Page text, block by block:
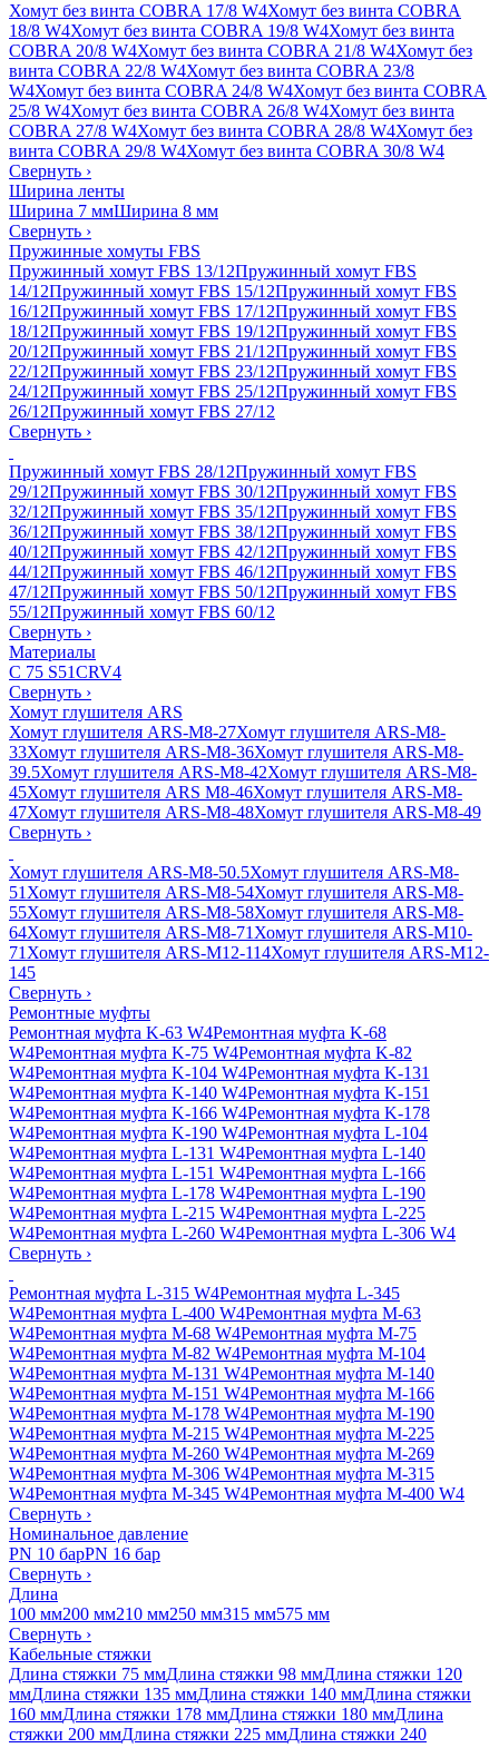
Хомут без винта COBRA 17/8 W4Хомут без винта COBRA
18/8 W4Хомут без винта COBRA 19/8 W4Хомут без винта
COBRA 20/8 W4Хомут без винта COBRA 21/8 W4Хомут без
винта COBRA 22/8 W4Хомут без винта COBRA 23/8
W4Хомут без винта COBRA 24/8 W4Хомут без винта COBRA
25/8 W4Хомут без винта COBRA 26/8 W4Хомут без винта
COBRA 27/8 W4Хомут без винта COBRA 28/8 W4Хомут без
винта COBRA 29/8 W4Хомут без винта COBRA 30/8 W4
Свернуть ›
Ширина ленты
Ширина 7 ммШирина 8 мм
Свернуть ›
Пружинные хомуты FBS
Пружинный хомут FBS 13/12Пружинный хомут FBS
14/12Пружинный хомут FBS 15/12Пружинный хомут FBS
16/12Пружинный хомут FBS 17/12Пружинный хомут FBS
18/12Пружинный хомут FBS 19/12Пружинный хомут FBS
20/12Пружинный хомут FBS 21/12Пружинный хомут FBS
22/12Пружинный хомут FBS 23/12Пружинный хомут FBS
24/12Пружинный хомут FBS 25/12Пружинный хомут FBS
26/12Пружинный хомут FBS 27/12
Свернуть ›
Пружинный хомут FBS 28/12Пружинный хомут FBS
29/12Пружинный хомут FBS 30/12Пружинный хомут FBS
32/12Пружинный хомут FBS 35/12Пружинный хомут FBS
36/12Пружинный хомут FBS 38/12Пружинный хомут FBS
40/12Пружинный хомут FBS 42/12Пружинный хомут FBS
44/12Пружинный хомут FBS 46/12Пружинный хомут FBS
47/12Пружинный хомут FBS 50/12Пружинный хомут FBS
55/12Пружинный хомут FBS 60/12
Свернуть ›
Материалы
C 75 S51CRV4
Свернуть ›
Хомут глушителя ARS
Хомут глушителя ARS-M8-27Хомут глушителя ARS-M8-
33Хомут глушителя ARS-M8-36Хомут глушителя ARS-M8-
39.5Хомут глушителя ARS-M8-42Хомут глушителя ARS-M8-
45Хомут глушителя ARS M8-46Хомут глушителя ARS-M8-
47Хомут глушителя ARS-M8-48Хомут глушителя ARS-M8-49
Свернуть ›
Хомут глушителя ARS-M8-50.5Хомут глушителя ARS-M8-
51 Хомут глушителя ARS-M8-54Хомут глушителя ARS-M8-
55Хомут глушителя ARS-M8-58Хомут глушителя ARS-M8-
64Хомут глушителя ARS-M8-71 Хомут глушителя ARS-M10-
71 Хомут глушителя ARS-M12-114Хомут глушителя ARS-M12-
145
Свернуть ›
Ремонтные муфты
Ремонтная муфта K-63 W4Ремонтная муфта K-68
W4Ремонтная муфта K-75 W4Ремонтная муфта K-82
W4Ремонтная муфта K-104 W4Ремонтная муфта K-131
W4Ремонтная муфта K-140 W4Ремонтная муфта K-151
W4Ремонтная муфта K-166 W4Ремонтная муфта K-178
W4Ремонтная муфта K-190 W4Ремонтная муфта L-104
W4Ремонтная муфта L-131 W4Ремонтная муфта L-140
W4Ремонтная муфта L-151 W4Ремонтная муфта L-166
W4Ремонтная муфта L-178 W4Ремонтная муфта L-190
W4Ремонтная муфта L-215 W4Ремонтная муфта L-225
W4Ремонтная муфта L-260 W4Ремонтная муфта L-306 W4
Свернуть ›
Ремонтная муфта L-315 W4Ремонтная муфта L-345
W4Ремонтная муфта L-400 W4Ремонтная муфта M-63
W4Ремонтная муфта M-68 W4Ремонтная муфта M-75
W4Ремонтная муфта M-82 W4Ремонтная муфта M-104
W4Ремонтная муфта M-131 W4Ремонтная муфта M-140
W4Ремонтная муфта M-151 W4Ремонтная муфта M-166
W4Ремонтная муфта M-178 W4Ремонтная муфта M-190
W4Ремонтная муфта M-215 W4Ремонтная муфта M-225
W4Ремонтная муфта M-260 W4Ремонтная муфта M-269
W4Ремонтная муфта M-306 W4Ремонтная муфта M-315
W4Ремонтная муфта M-345 W4Ремонтная муфта M-400 W4
Свернуть ›
Номинальное давление
PN 10 барPN 16 бар
Свернуть ›
Длина
100 мм200 мм210 мм250 мм315 мм575 мм
Свернуть ›
Кабельные стяжки
Длина стяжки 75 ммДлина стяжки 98 ммДлина стяжки 120
ммДлина стяжки 135 ммДлина стяжки 140 ммДлина стяжки
160 ммДлина стяжки 178 ммДлина стяжки 180 ммДлина
стяжки 200 ммДлина стяжки 225 ммДлина стяжки 240